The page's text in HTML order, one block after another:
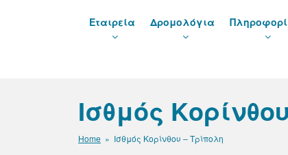
Εταιρεία Δρομολόγια
Ισθμός
Home » Ισθμός Κορίνθου – Τρίπολη